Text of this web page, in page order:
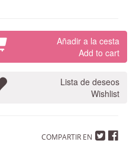
Añadir a la cesta
Add to cart
Lista de deseos
Wishlist
COMPARTIR EN